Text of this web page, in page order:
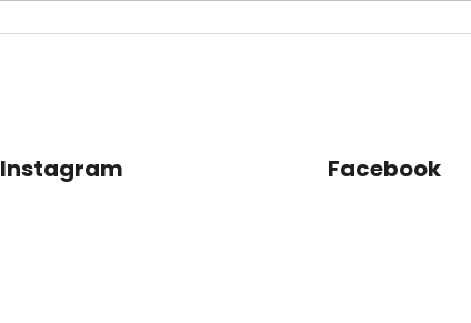
Instagram Facebook